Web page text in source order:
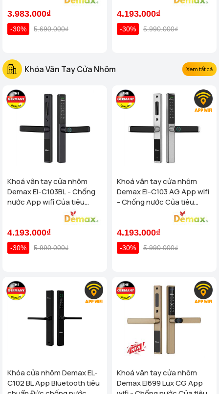
3.983.000₫
-30% 5.690.000₫
4.193.000₫
-30% 5.990.000₫
Khóa Vân Tay Cửa Nhôm Xem tất cả
Khoá vân tay cửa nhôm
Demax El-C103BL - Chống
nước App wifi Của tiêu
4.193.000₫
-30% 5.990.000₫
Khoá vân tay cửa nhôm
Demax El-C103 AG App wifi
- Chống nước Của tiêu
4.193.000₫
-30% 5.990.000₫
Khóa cửa nhôm Demax EL-
C102 BL App Bluetooth tiêu
Khoá vân tay cửa nhôm
Demax El699 Lux CG App